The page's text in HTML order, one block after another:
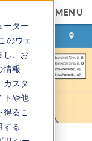
ーター
のウェ
し、お
情報
カスタ
トや他
るこ
する
MENU
お問い合わせ